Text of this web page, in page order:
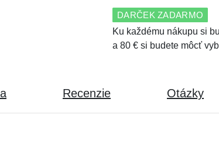
DARČEK ZADARMO
Ku každému nákupu si
a 80 € si budete môcť
Recenzie Otázky